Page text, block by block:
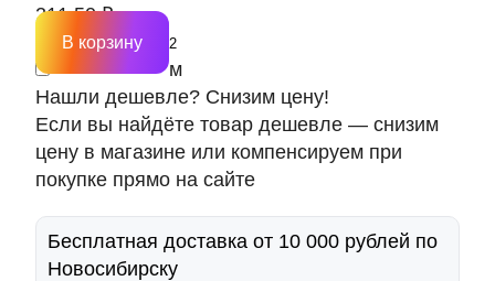
211.50 ₽
м
В корзину
Нашли дешевле? Снизим цену!
Если вы найдёте товар дешевле — снизим
цену в магазине или компенсируем при
покупке прямо на сайте
Бесплатная доставка от 10 000 рублей по
Новосибирску